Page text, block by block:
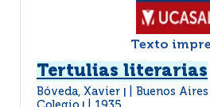
Texto
Tertulias literarias
Bóveda, Xavier
Buenos